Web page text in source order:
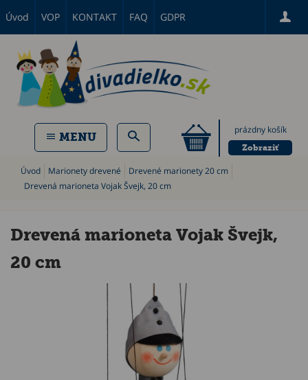
Úvod VOP KONTAKT FAQ GDPR
prázdny košík
Zobraziť
MENU
Úvod Marionety drevené
Drevené marionety 20 cm
Drevená marioneta Vojak Švejk, 20 cm
Drevená marioneta Vojak Švejk,
20 cm